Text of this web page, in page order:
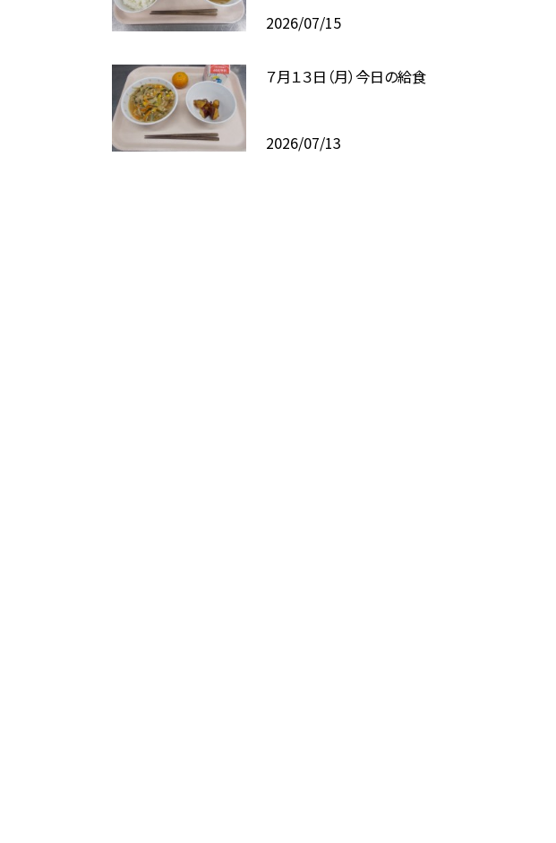
2026/07/15
７月１３日（月）今日の給食
2026/07/13